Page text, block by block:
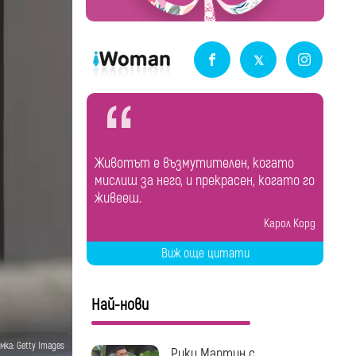
Getty Images
Животът е възмутителен, когато
мислиш за него, и прекрасен, когато го
живееш.
Карол Корд
Виж още цитати
Най-нови